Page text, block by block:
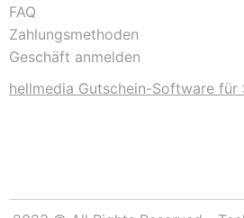
FAQ
Zahlungsmethoden
Geschäft anmelden
hellmedia Gutschein-Software